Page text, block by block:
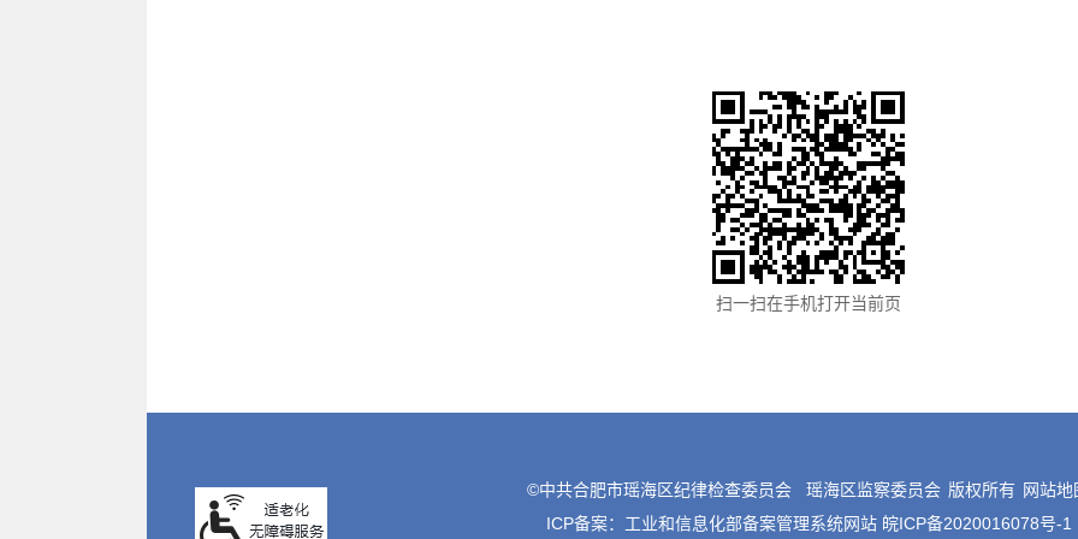
扫一扫在手机打开当前页
©中共合肥市瑶海区纪律检查委员会 瑶海区监察委员会 版权所有 网站地
ICP备案： 工业和信息化部备案管理系统网站 皖ICP备2020016078号-1